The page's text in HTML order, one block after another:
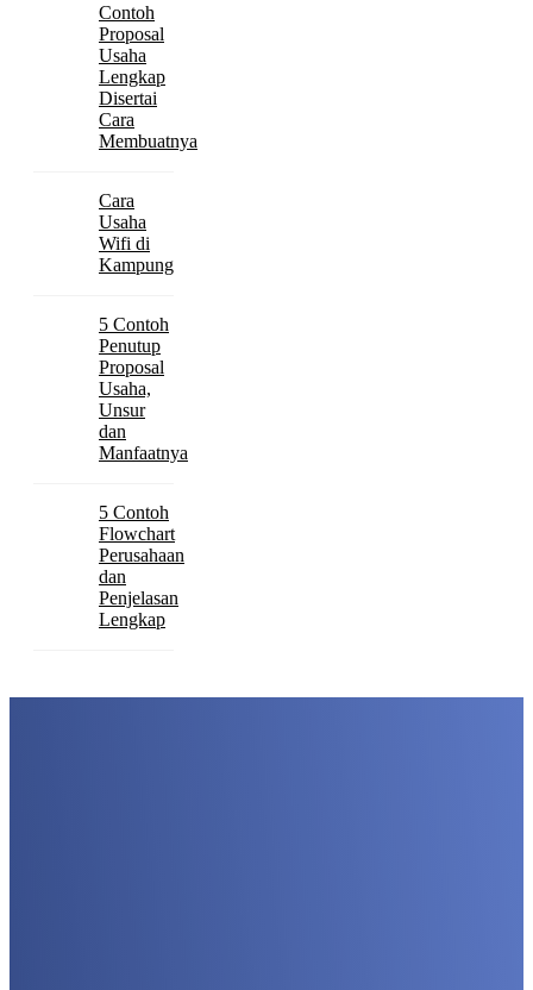
Contoh
Proposal
Usaha
Lengkap
Disertai
Cara
Membuatnya
Cara
Usaha
Wifi di
Kampung
5 Contoh
Penutup
Proposal
Usaha,
Unsur
dan
Manfaatnya
5 Contoh
Flowchart
Perusahaan
dan
Penjelasan
Lengkap